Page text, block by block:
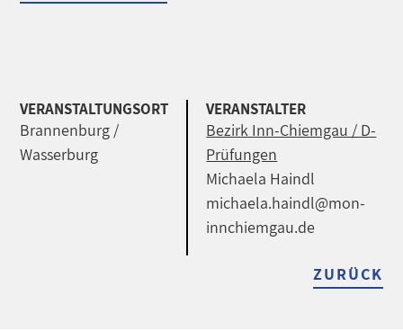
VERANSTALTUNGSORT
Brannenburg /
Wasserburg
VERANSTALTER
Bezirk Inn-Chiemgau / D-
Prüfungen
Michaela Haindl
michaela.haindl@mon-
innchiemgau.de
ZURÜCK